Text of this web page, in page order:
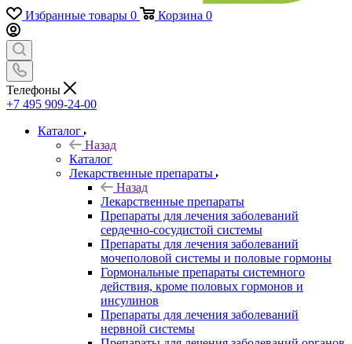
Избранные товары 0 Корзина 0
Телефоны
+7 495 909-24-00
Каталог
Назад
Каталог
Лекарственные препараты
Назад
Лекарственные препараты
Препараты для лечения заболеваний
сердечно-сосудистой системы
Препараты для лечения заболеваний
мочеполовой системы и половые гормоны
Гормональные препараты системного
действия, кроме половых гормонов и
инсулинов
Препараты для лечения заболеваний
нервной системы